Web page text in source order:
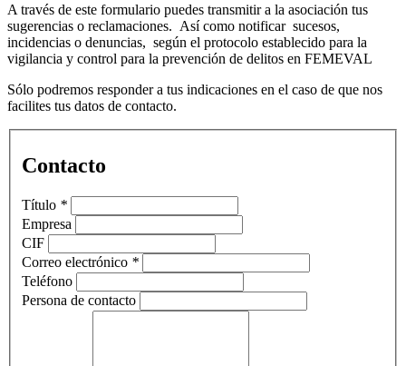
A través de este formulario puedes transmitir a la asociación tus
sugerencias o reclamaciones. Así como notificar sucesos,
incidencias o denuncias, según el protocolo establecido para la
vigilancia y control para la prevención de delitos en FEMEVAL
Sólo podremos responder a tus indicaciones en el caso de que nos
facilites tus datos de contacto.
Contacto
Título *
Empresa
CIF
Correo electrónico *
Teléfono
Persona de contacto